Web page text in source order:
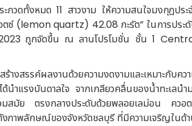
ดทั้งหมด 11 สาวงาม ให้ความสนใจมงกุฎประ
ตซ์ (lemon quartz) 42.08 กะรัต” ในการประ
2023 ถูกจัดขึ้น ณ ลานโปรโมชั่น ชั้น 1
สรรค์ผลงานด้วยความงดงามและเหมาะกับคว
ำแรงบันดาลใจ จากเกลียวคลื่นของน้ำทะเลนำ
มสมัย ตรงกลางประดับด้วยพลอยเลม่อน ควอ
ภาพลักษณ์ของจังหวัดชลบุรี ที่มีความเจริญในด้